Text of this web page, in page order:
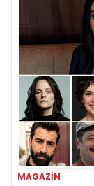
vereceğiz.
huzurunda
bir yarışma
genç
MAGAZIN